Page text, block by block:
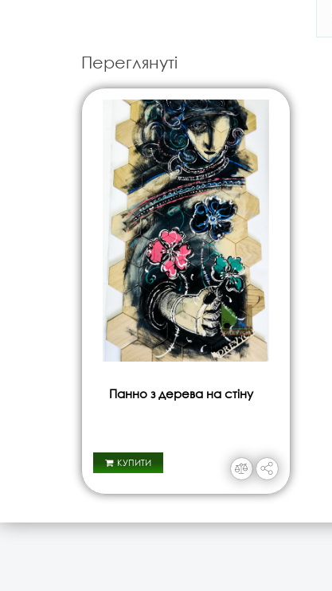
Переглянуті
Панно з дерева на стіну
КУПИТИ